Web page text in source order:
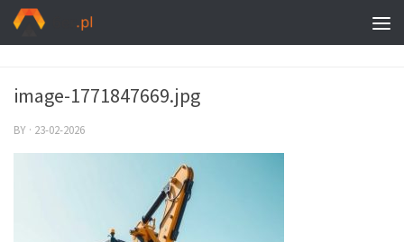
image-1771847669.jpg
BY · 23-02-2026